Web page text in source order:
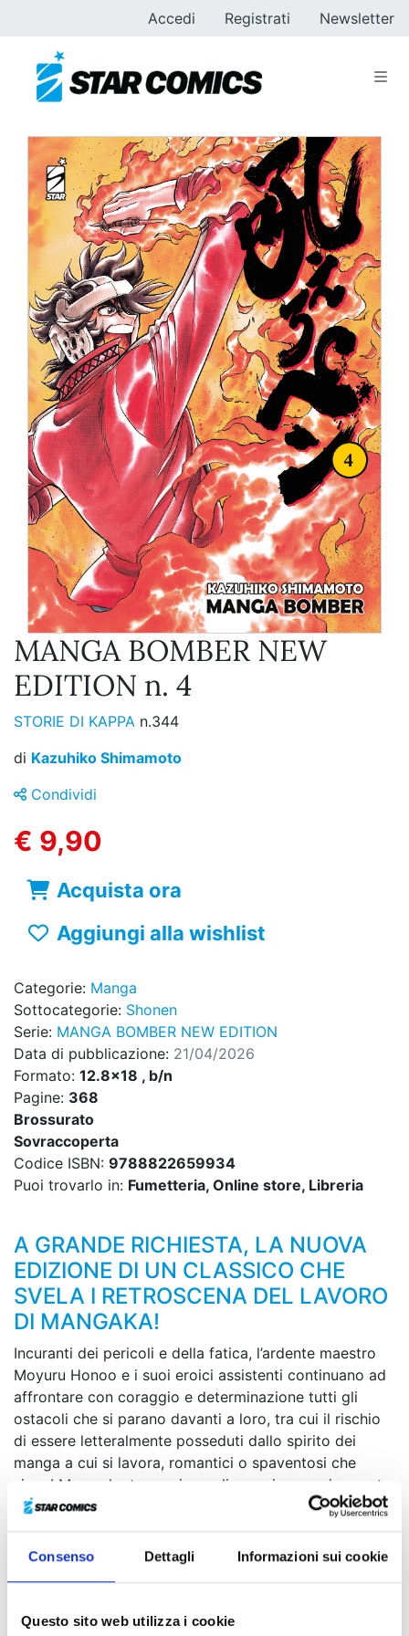
Consenso Dettagli Informazioni sui cookie
Questo sito web utilizza i cookie
Accedi Registrati Newsletter
MANGA BOMBER NEW
EDITION n. 4
STORIE DI KAPPA n.344
di Kazuhiko Shimamoto
Condividi
€ 9,90
Acquista ora
Aggiungi alla wishlist
Categorie: Manga
Sottocategorie: Shonen
Serie: MANGA BOMBER NEW EDITION
Data di pubblicazione: 21/04/2026
Formato: 12.8x18 , b/n
Pagine: 368
Brossurato
Sovraccoperta
Codice ISBN: 9788822659934
Puoi trovarlo in: Fumetteria, Online store, Libreria
A GRANDE RICHIESTA, LA NUOVA
EDIZIONE DI UN CLASSICO CHE
SVELA I RETROSCENA DEL LAVORO
DI MANGAKA!
Incuranti dei pericoli e della fatica, l’ardente maestro
Moyuru Honoo e i suoi eroici assistenti continuano ad
affrontare con coraggio e determinazione tutti gli
ostacoli che si parano davanti a loro, tra cui il rischio
di essere letteralmente posseduti dallo spirito dei
manga a cui si lavora, romantici o spaventosi che
siano! Ma anche trovarsi a realizzare improvvisamente
i propri sogni può rivelarsi deleterio... Tra colleghi
problematici, robot da collezione, spettacoli di
supereroi in costume e le onnipresenti scadenze da